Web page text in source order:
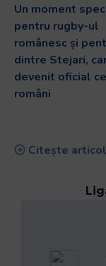
Un moment
pentru rugby-ul
românesc și
dintre Stejari,
devenit oficial
români
Citește